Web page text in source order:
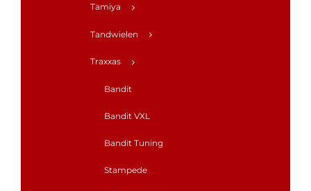
Tamiya
Tandwielen
Traxxas
Bandit
Bandit VXL
Bandit Tuning
Stampede